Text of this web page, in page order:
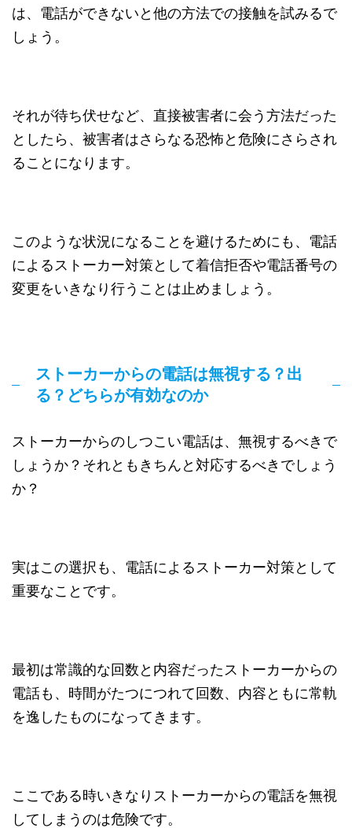
は、電話ができないと他の方法での接触を試みるで
しょう。
それが待ち伏せなど、直接被害者に会う方法だった
としたら、被害者はさらなる恐怖と危険にさらされ
ることになります。
このような状況になることを避けるためにも、電話
によるストーカー対策として着信拒否や電話番号の
変更をいきなり行うことは止めましょう。
ストーカーからの電話は無視する？出
る？どちらが有効なのか
ストーカーからのしつこい電話は、無視するべきで
しょうか？それともきちんと対応するべきでしょう
か？
実はこの選択も、電話によるストーカー対策として
重要なことです。
最初は常識的な回数と内容だったストーカーからの
電話も、時間がたつにつれて回数、内容ともに常軌
を逸したものになってきます。
ここである時いきなりストーカーからの電話を無視
してしまうのは危険です。